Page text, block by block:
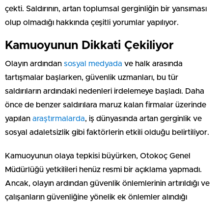
çekti. Saldırının, artan toplumsal gerginliğin bir yansıması
olup olmadığı hakkında çeşitli yorumlar yapılıyor.
Kamuoyunun Dikkati Çekiliyor
Olayın ardından sosyal medyada ve halk arasında
tartışmalar başlarken, güvenlik uzmanları, bu tür
saldırıların ardındaki nedenleri irdelemeye başladı. Daha
önce de benzer saldırılara maruz kalan firmalar üzerinde
yapılan araştırmalarda, iş dünyasında artan gerginlik ve
sosyal adaletsizlik gibi faktörlerin etkili olduğu belirtiliyor.
Kamuoyunun olaya tepkisi büyürken, Otokoç Genel
Müdürlüğü yetkilileri henüz resmi bir açıklama yapmadı.
Ancak, olayın ardından güvenlik önlemlerinin artırıldığı ve
çalışanların güvenliğine yönelik ek önlemler alındığı